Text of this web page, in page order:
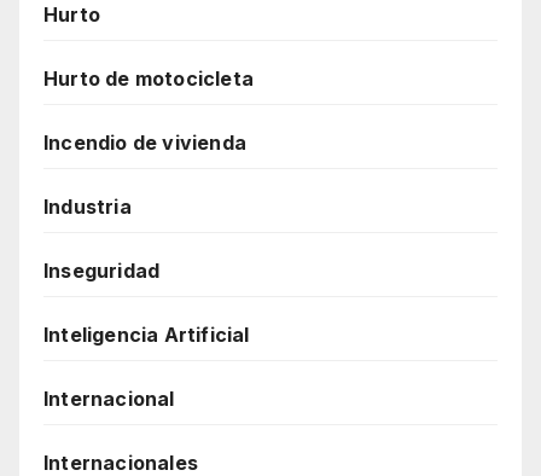
Hurto
Hurto de motocicleta
Incendio de vivienda
Industria
Inseguridad
Inteligencia Artificial
Internacional
Internacionales